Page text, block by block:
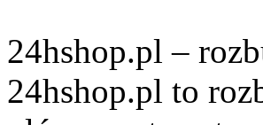
24hshop.pl –
24hshop.pl to